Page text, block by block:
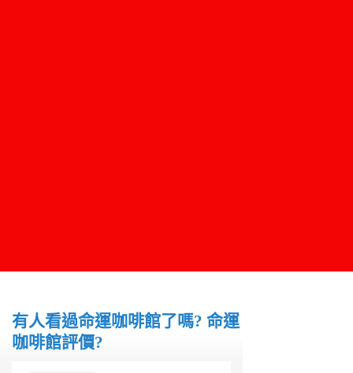
有人看過命運咖啡館了嗎? 命運
咖啡館評價?